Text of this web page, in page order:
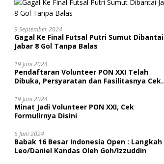
9 September 2024
Gagal Ke Final Futsal Putri Sumut Dibantai
Jabar 8 Gol Tanpa Balas
19 Juni 2024
Pendaftaran Volunteer PON XXI Telah
Dibuka, Persyaratan dan Fasilitasnya Cek
19 Juni 2024
Minat Jadi Volunteer PON XXI, Cek
Formulirnya Disini
6 Juni 2024
Babak 16 Besar Indonesia Open : Langkah
Leo/Daniel Kandas Oleh Goh/Izzuddin